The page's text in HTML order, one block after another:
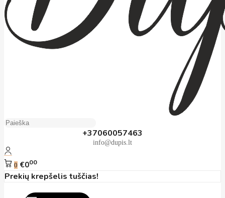
+37060057463
info@dupis.lt
0 €000
Prekių krepšelis tuščias!